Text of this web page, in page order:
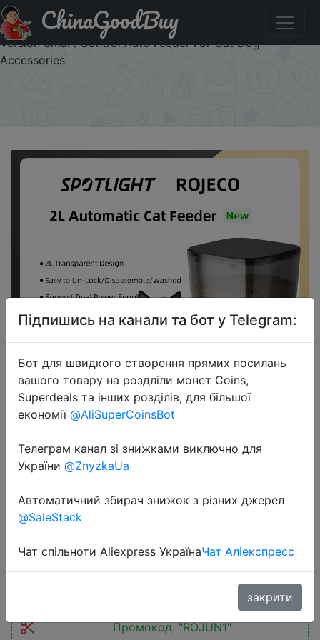
Паридбати з промокодом ROJUN1 ROJECO Automatic
Cat Feeder Pet Smart Cat Food Kibble Dispenser Button
Version Smart Control Auto Feeder For Cat Dog
Accessories
ChinaGoodBuy
ROJECO Automatic Cat Feeder Pet
Smart Cat Food Kibble Dispenser
Button Version Smart Control Auto
Feeder For Cat Dog Accessories
$30.92
Промокод:"ROJUN1"
Підпишись на канали та бот у Telegram:
Бот для швидкого створення прямих посилань
вашого товару на роздліли монет Coins,
Superdeals та інших розділів, для більшої
економії @AliSuperCoinsBot
Телеграм канал зі знижками виключно для
України @ZnyzkaUa
Автоматичний збирач знижок з різних джерел
@SaleStack
Чат спільноти Aliexpress УкраїнаЧат Аліекспресс
закрити